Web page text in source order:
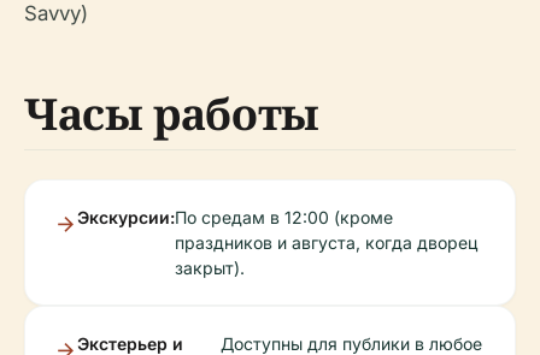
Savvy)
Часы работы
Экскурсии:По средам в 12:00 (кроме
праздников и августа, когда дворец
закрыт).
Экстерьер и
Доступны для публики в любое